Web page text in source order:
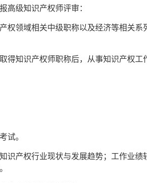
高级知识产权师评审：
权领域相关中级职称以及经济等相关系
知识产权师职称后，从事知识产权工
试。
识产权行业现状与发展趋势；工作业绩